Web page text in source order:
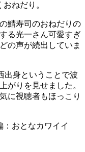
ねだり。
鯖寿司のおねだりの
る光一さん可愛すぎ
の声が続出していま
出身ということで波
がりを見せました。
に視聴者もほっこり
：おとなカワイイ